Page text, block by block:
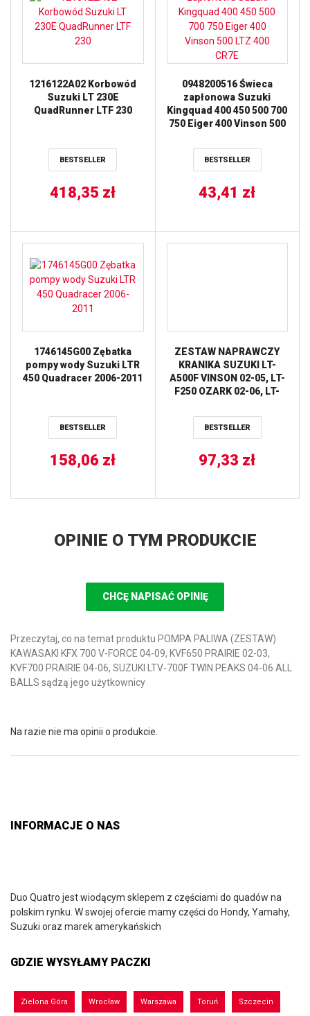
1216122A02 Korbowód
Suzuki LT 230E
QuadRunner LTF 230
BESTSELLER
418,35 zł
0948200516 Świeca
zapłonowa Suzuki
Kingquad 400 450 500 700
750 Eiger 400 Vinson 500
BESTSELLER
43,41 zł
1746145G00 Zębatka
pompy wody Suzuki LTR
450 Quadracer 2006-2011
BESTSELLER
158,06 zł
ZESTAW NAPRAWCZY
KRANIKA SUZUKI LT-
A500F VINSON 02-05, LT-
F250 OZARK 02-06, LT-
Z250 04-06 ALL BALLS
BESTSELLER
97,33 zł
OPINIE O TYM PRODUKCIE
CHCĘ NAPISAĆ OPINIĘ
Przeczytaj, co na temat produktu POMPA PALIWA (ZESTAW)
KAWASAKI KFX 700 V-FORCE 04-09, KVF650 PRAIRIE 02-03,
KVF700 PRAIRIE 04-06, SUZUKI LTV-700F TWIN PEAKS 04-06 ALL
BALLS sądzą jego użytkownicy
Na razie nie ma opinii o produkcie.
INFORMACJE O NAS
Duo Quatro jest wiodącym sklepem z częściami do quadów na
polskim rynku. W swojej ofercie mamy części do Hondy, Yamahy,
Suzuki oraz marek amerykańskich
GDZIE WYSYŁAMY PACZKI
Zielona Góra Wrocław Warszawa Toruń Szczecin